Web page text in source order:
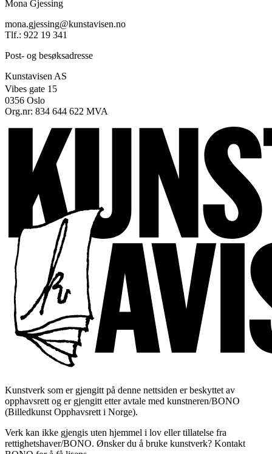
Mona Gjessing
mona.gjessing@kunstavisen.no
Tlf.: 922 19 341
Post- og besøksadresse
Kunstavisen AS
Vibes gate 15
0356 Oslo
Org.nr: 834 644 622 MVA
Kunstverk som er gjengitt på denne nettsiden er beskyttet av
opphavsrett og er gjengitt etter avtale med kunstneren/BONO
(Billedkunst Opphavsrett i Norge).
Verk kan ikke gjengis uten hjemmel i lov eller tillatelse fra
rettighetshaver/BONO. Ønsker du å bruke kunstverk? Kontakt